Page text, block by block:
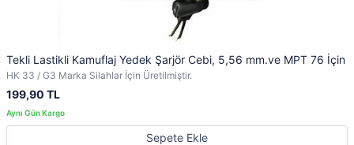
Tekli Lastikli Kamuflaj Yedek Şarjör Cebi, 5,56 mm.ve MPT 76 İçin
HK 33 / G3 Marka Silahlar İçin Üretilmiştir.
199,90 TL
Sepete Ekle